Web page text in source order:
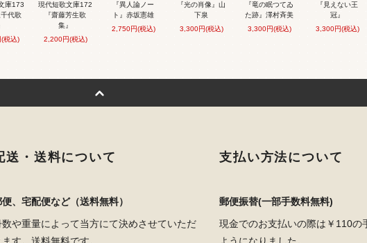
庫173
千代歌
税込)
現代短歌文庫172
『齋藤芳生歌
集』
2,200円(税込)
『異人論ノー
ト』赤坂憲雄
2,750円(税込)
『光の肖像』山
下泉
3,300円(税込)
『竜の眠つてゐ
た跡』澤村斉美
3,300円(税込)
『見えない王
冠』
3,300円(税込)
送・送料について
便、宅配便など（送料無料）
数や重量によって当方にて決めさせていただ
支払い方法について
郵便振替(一部手数料無料)
現金でのお支払いの際は￥110の